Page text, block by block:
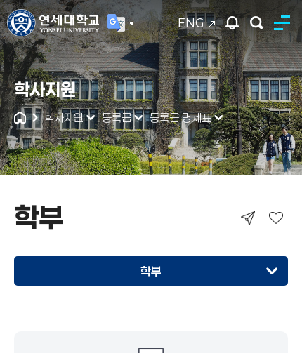
ENG
연세대학교
통합검색
학사지원
학사지원 등록금 등록금 명세표
학부
학부